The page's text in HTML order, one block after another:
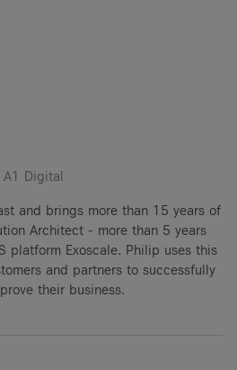
Digital
and brings more than 15 years of
Architect - more than 5 years
platform Exoscale. Philip uses this
and partners to successfully
their business.